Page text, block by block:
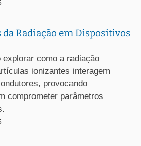
Radiação em Dispositivos
como a radiação
ionizantes interagem
provocando
comprometer parâmetros